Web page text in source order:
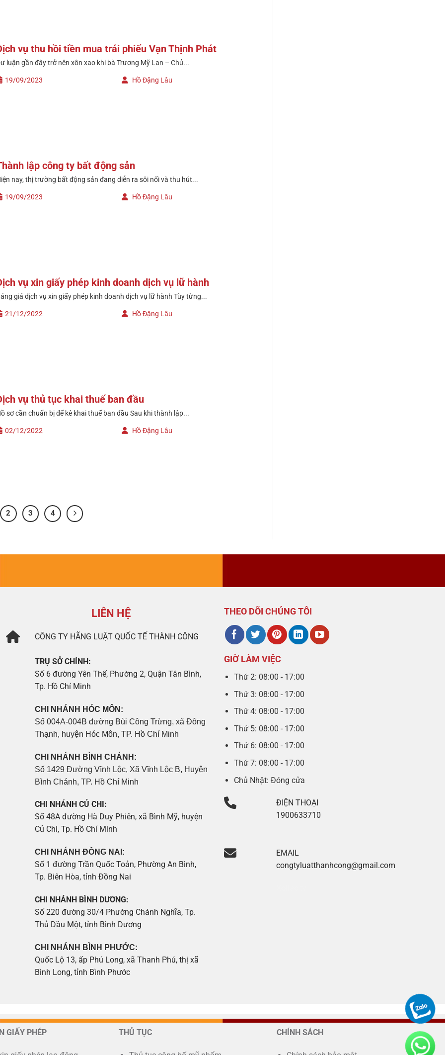
vụ thu hồi tiền mua trái phiếu Vạn Thịnh Phát
luận gần đây trở nên xôn xao khi bà Trương Mỹ Lan – Chủ...
19/09/2023 Hồ Đặng Lâu
lập công ty bất động sản
nay, thị trường bất động sản đang diễn ra sôi nổi và thu hút...
19/09/2023 Hồ Đặng Lâu
vụ xin giấy phép kinh doanh dịch vụ lữ hành
giá dịch vụ xin giấy phép kinh doanh dịch vụ lữ hành Tùy từng...
21/12/2022 Hồ Đặng Lâu
vụ thủ tục khai thuế ban đầu
sơ cần chuẩn bị để kê khai thuế ban đầu Sau khi thành lập...
02/12/2022 Hồ Đặng Lâu
2 3 4
LIÊN HỆ
CÔNG TY HÃNG LUẬT QUỐC TẾ THÀNH CÔNG
TRỤ SỞ CHÍNH:
Số 6 đường Yên Thế, Phường 2, Quận Tân Bình,
Tp. Hồ Chí Minh
CHI NHÁNH HÓC MÔN:
Số 004A-004B đường Bùi Công Trừng, xã Đông
Thạnh, huyện Hóc Môn, TP. Hồ Chí Minh
CHI NHÁNH BÌNH CHÁNH:
Số 1429 Đường Vĩnh Lộc, Xã Vĩnh Lộc B, Huyện
Bình Chánh, TP. Hồ Chí Minh
CHI NHÁNH CỦ CHI:
Số 48A đường Hà Duy Phiên, xã Bình Mỹ, huyện
Củ Chi, Tp. Hồ Chí Minh
CHI NHÁNH ĐỒNG NAI:
Số 1 đường Trần Quốc Toản, Phường An Bình,
Tp. Biên Hòa, tỉnh Đồng Nai
CHI NHÁNH BÌNH DƯƠNG:
Số 220 đường 30/4 Phường Chánh Nghĩa, Tp.
Thủ Dầu Một, tỉnh Bình Dương
CHI NHÁNH BÌNH PHƯỚC:
Quốc Lộ 13, ấp Phú Long, xã Thanh Phú, thị xã
Bình Long, tỉnh Bình Phước
THEO DÕI CHÚNG TÔI
GIỜ LÀM VIỆC
Thứ 2: 08:00 - 17:00
Thứ 3: 08:00 - 17:00
Thứ 4: 08:00 - 17:00
Thứ 5: 08:00 - 17:00
Thứ 6: 08:00 - 17:00
Thứ 7: 08:00 - 17:00
Chủ Nhật: Đóng cửa
ĐIỆN THOẠI
1900633710
EMAIL
congtyluatthanhcong@gmail.com
GIẤY PHÉP THỦ TỤC CHÍNH SÁCH